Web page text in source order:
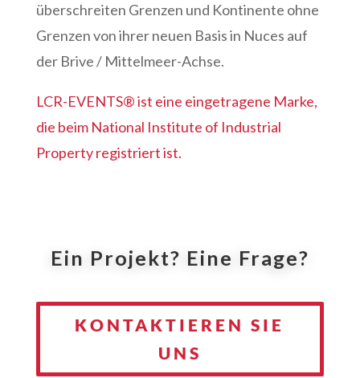
überschreiten Grenzen und Kontinente ohne
Grenzen von ihrer neuen Basis in Nuces auf
der Brive / Mittelmeer-Achse.
LCR-EVENTS® ist eine eingetragene Marke,
die beim National Institute of Industrial
Property registriert ist.
Ein Projekt? Eine Frage?
KONTAKTIEREN SIE
UNS